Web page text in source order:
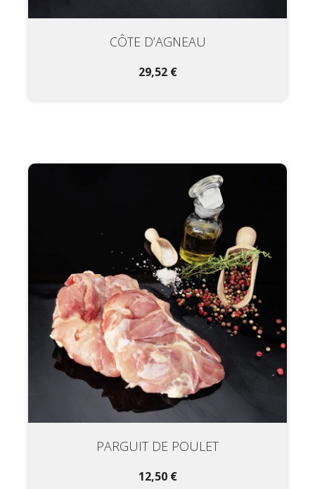
CÔTE D’AGNEAU
29,52 €
PARGUIT DE POULET
12,50 €